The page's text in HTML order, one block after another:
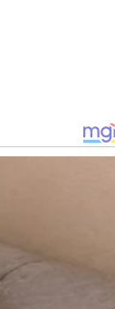
amplia.
contra o